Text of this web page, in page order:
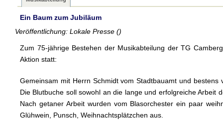
Ein Baum zum Jubiläum
Veröffentlichung: Lokale Presse ()
Zum 75-jährige Bestehen der Musikabteilung der TG
Aktion statt:
Gemeinsam mit Herrn Schmidt vom Stadtbauamt und
Die Blutbuche soll sowohl an die lange und erfolgreiche Arbeit
Nach getaner Arbeit wurden vom Blasorchester ein paar
Glühwein, Punsch, Weihnachtsplätzchen aus.